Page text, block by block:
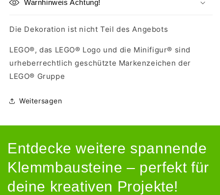
Warnhinweis Achtung!
Die Dekoration ist nicht Teil des Angebots
LEGO®, das LEGO® Logo und die Minifigur® sind
urheberrechtlich geschützte Markenzeichen der
LEGO® Gruppe
Weitersagen
Entdecke weitere spannende
Klemmbausteine – perfekt für
deine kreativen Projekte!